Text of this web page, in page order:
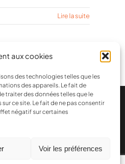
aux cookies
des technologies telles que les
des appareils. Le fait de
traiter des données telles que le
ce site. Le fait de ne pas consentir
négatif sur certaines
Voir les préférences
Lire la suite